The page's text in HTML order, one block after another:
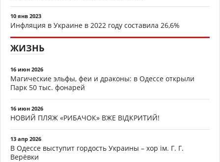
10 янв 2023
Инфляция в Украине в 2022 году составила 26,6%
ЖИЗНЬ
16 июн 2026
Магические эльфы, феи и драконы: в Одессе открыли
Парк 50 тыс. фонарей
16 июн 2026
НОВИЙ ПЛЯЖ «РИБАЧОК» ВЖЕ ВІДКРИТИЙ!
13 апр 2026
В Одессе выступит гордость Украины – хор ім. Г. Г.
Верёвки